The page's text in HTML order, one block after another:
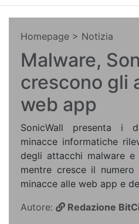
Homepage > Notizia
Malware,
crescono gli
web app
SonicWall presenta i
minacce informatiche
degli attacchi malware
mentre cresce il
minacce alle web app e
Autore:
Redazione